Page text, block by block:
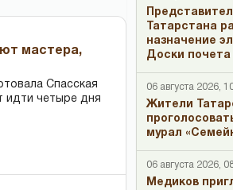
мастера,
Спасская
идти четыре дня
Татарстана
назначение
Доски почета
06 августа 2026,
Жители
мурал
06 августа 2026,
Медиков